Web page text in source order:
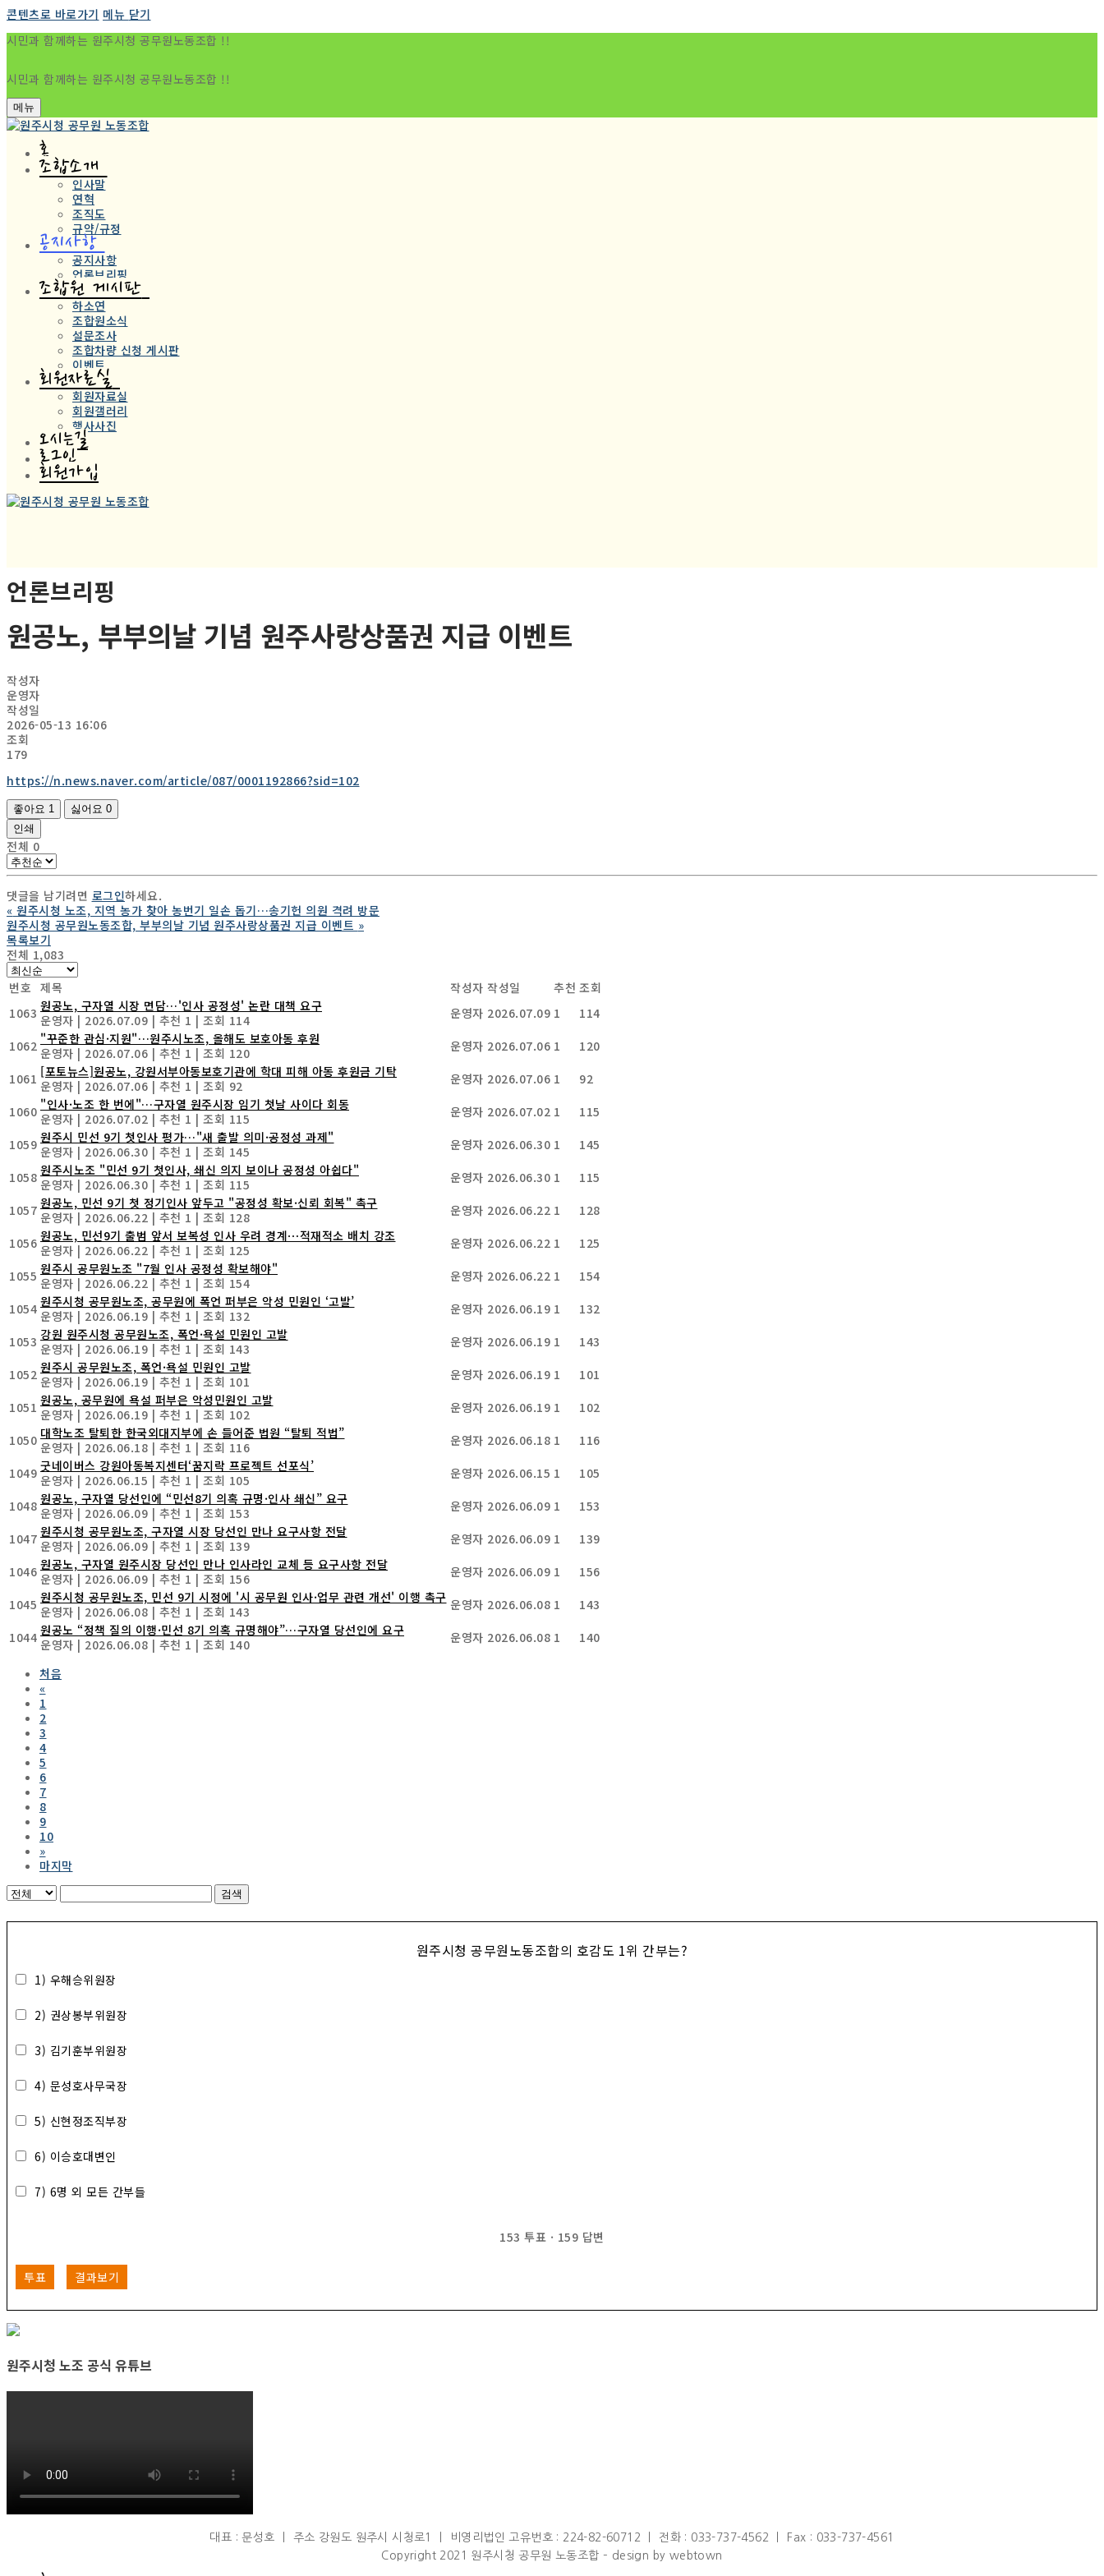
콘텐츠로 바로가기 메뉴 닫기
시민과 함께하는 원주시청 공무원노동조합 !!
시민과 함께하는 원주시청 공무원노동조합 !!
메뉴
홈
조합소개
인사말
연혁
조직도
규약/규정
공지사항
공지사항
언론브리핑
조합원 게시판
하소연
조합원소식
설문조사
조합차량 신청 게시판
이벤트
회원자료실
회원자료실
회원갤러리
행사사진
오시는길
로그인
회원가입
언론브리핑
원공노, 부부의날 기념 원주사랑상품권 지급 이벤트
작성자
운영자
작성일
2026-05-13 16:06
조회
179
https://n.news.naver.com/article/087/0001192866?sid=102
좋아요 1 싫어요 0
인쇄
전체 0
댓글을 남기려면 로그인하세요.
« 원주시청 노조, 지역 농가 찾아 농번기 일손 돕기…송기헌 의원 격려 방문
원주시청 공무원노동조합, 부부의날 기념 원주사랑상품권 지급 이벤트 »
목록보기
전체 1,083
번호 제목 작성자 작성일 추천 조회
1063 원공노, 구자열 시장 면담…'인사 공정성' 논란 대책 요구
운영자 | 2026.07.09 | 추천 1 | 조회 114 운영자 2026.07.09 1
114
1062 "꾸준한 관심·지원"…원주시노조, 올해도 보호아동 후원
운영자 | 2026.07.06 | 추천 1 | 조회 120 운영자 2026.07.06 1
120
1061 [포토뉴스]원공노, 강원서부아동보호기관에 학대 피해 아동 후원금 기탁
운영자 | 2026.07.06 | 추천 1 | 조회 92 운영자 2026.07.06 1
92
1060 "인사·노조 한 번에"…구자열 원주시장 임기 첫날 사이다 회동
운영자 | 2026.07.02 | 추천 1 | 조회 115 운영자 2026.07.02 1
115
1059 원주시 민선 9기 첫인사 평가…"새 출발 의미·공정성 과제"
운영자 | 2026.06.30 | 추천 1 | 조회 145 운영자 2026.06.30 1
145
1058 원주시노조 "민선 9기 첫인사, 쇄신 의지 보이나 공정성 아쉽다"
운영자 | 2026.06.30 | 추천 1 | 조회 115 운영자 2026.06.30 1
115
1057 원공노, 민선 9기 첫 정기인사 앞두고 "공정성 확보·신뢰 회복" 촉구
운영자 | 2026.06.22 | 추천 1 | 조회 128 운영자 2026.06.22 1
128
1056 원공노, 민선9기 출범 앞서 보복성 인사 우려 경계⋯적재적소 배치 강조
운영자 | 2026.06.22 | 추천 1 | 조회 125 운영자 2026.06.22 1
125
1055 원주시 공무원노조 "7월 인사 공정성 확보해야"
운영자 | 2026.06.22 | 추천 1 | 조회 154 운영자 2026.06.22 1
154
1054 원주시청 공무원노조, 공무원에 폭언 퍼부은 악성 민원인 ‘고발’
운영자 | 2026.06.19 | 추천 1 | 조회 132 운영자 2026.06.19 1
132
1053 강원 원주시청 공무원노조, 폭언·욕설 민원인 고발
운영자 | 2026.06.19 | 추천 1 | 조회 143 운영자 2026.06.19 1
143
1052 원주시 공무원노조, 폭언·욕설 민원인 고발
운영자 | 2026.06.19 | 추천 1 | 조회 101 운영자 2026.06.19 1
101
1051 원공노, 공무원에 욕설 퍼부은 악성민원인 고발
운영자 | 2026.06.19 | 추천 1 | 조회 102 운영자 2026.06.19 1
102
1050 대학노조 탈퇴한 한국외대지부에 손 들어준 법원 “탈퇴 적법”
운영자 | 2026.06.18 | 추천 1 | 조회 116 운영자 2026.06.18 1
116
1049 굿네이버스 강원아동복지센터‘꿈지락 프로젝트 선포식’
운영자 | 2026.06.15 | 추천 1 | 조회 105 운영자 2026.06.15 1
105
1048 원공노, 구자열 당선인에 “민선8기 의혹 규명·인사 쇄신” 요구
운영자 | 2026.06.09 | 추천 1 | 조회 153 운영자 2026.06.09 1
153
1047 원주시청 공무원노조, 구자열 시장 당선인 만나 요구사항 전달
운영자 | 2026.06.09 | 추천 1 | 조회 139 운영자 2026.06.09 1
139
1046 원공노, 구자열 원주시장 당선인 만나 인사라인 교체 등 요구사항 전달
운영자 | 2026.06.09 | 추천 1 | 조회 156 운영자 2026.06.09 1
156
1045 원주시청 공무원노조, 민선 9기 시정에 '시 공무원 인사·업무 관련 개선' 이행 촉구
운영자 | 2026.06.08 | 추천 1 | 조회 143 운영자 2026.06.08 1
143
1044 원공노 “정책 질의 이행·민선 8기 의혹 규명해야”…구자열 당선인에 요구
운영자 | 2026.06.08 | 추천 1 | 조회 140 운영자 2026.06.08 1 140
처음
«
1
2
3
4
5
6
7
8
9
10
»
마지막
검색
원주시청 공무원노동조합의 호감도 1위 간부는?
1) 우해승위원장
2) 권상봉부위원장
3) 김기훈부위원장
4) 문성호사무국장
5) 신현정조직부장
6) 이승호대변인
7) 6명 외 모든 간부들
153 투표 · 159 답변
투표 결과보기
원주시청 노조 공식 유튜브
대표 : 문성호 ㅣ 주소 강원도 원주시 시청로1 ㅣ 비영리법인 고유번호 : 224-82-60712 ㅣ 전화 : 033-737-4562 ㅣ Fax : 033-737-4561
Copyright 2021 원주시청 공무원 노동조합 – design by webtown